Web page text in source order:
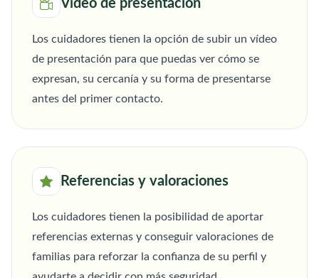
Vídeo de presentación
Los cuidadores tienen la opción de subir un vídeo
de presentación para que puedas ver cómo se
expresan, su cercanía y su forma de presentarse
antes del primer contacto.
Referencias y valoraciones
Los cuidadores tienen la posibilidad de aportar
referencias externas y conseguir valoraciones de
familias para reforzar la confianza de su perfil y